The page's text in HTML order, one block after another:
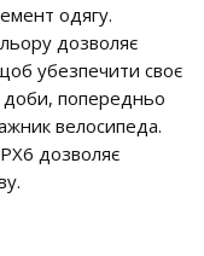
одягу.
дозволяє
убезпечити своє
доби, попередньо
велосипеда.
дозволяє